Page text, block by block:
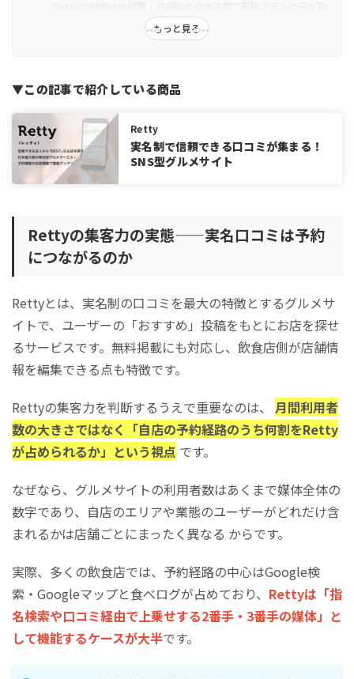
もっと見る
Retty／食べログ／Google／Tripadvisor——主要4媒体
媒体の使い分けマップ（客単価×ターゲットの4象限）
のチェックリスト
Rettyなどグルメサイトで口コミが集まらないときの対策（店内
POP・会計時導線の実例）
Retty 掲載に関するよくある質問(FAQ)
▼この記事で紹介している商品
Retty
実名制で信頼できる口コミが集まる！
SNS型グルメサイト
Rettyの集客力の実態——実名口コミは予約
につながるのか
Rettyとは、実名制の口コミを最大の特徴とするグルメサ
イトで、ユーザーの「おすすめ」投稿をもとにお店を探せ
るサービスです。無料掲載にも対応し、飲食店側が店舗情
報を編集できる点も特徴です。
Rettyの集客力を判断するうえで重要なのは、 月間利用者
数の大きさではなく「自店の予約経路のうち何割をRetty
が占められるか」という視点 です。
なぜなら、グルメサイトの利用者数はあくまで媒体全体の
数字であり、自店のエリアや業態のユーザーがどれだけ含
まれるかは店舗ごとにまったく異なる からです。
実際、多くの飲食店では、予約経路の中心はGoogle検
索・Googleマップと食べログが占めており、 Rettyは「指
名検索や口コミ経由で上乗せする2番手・3番手の媒体」と
して機能するケースが大半です。